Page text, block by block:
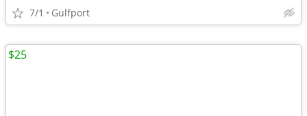
7/1 Gulfport
$25